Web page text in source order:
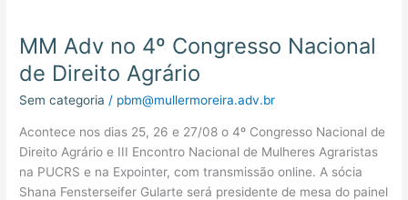
MM Adv no 4º Congresso Nacional
de Direito Agrário
Sem categoria / pbm@mullermoreira.adv.br
Acontece nos dias 25, 26 e 27/08 o 4º Congresso Nacional de
Direito Agrário e III Encontro Nacional de Mulheres Agraristas
na PUCRS e na Expointer, com transmissão online. A sócia
Shana Fensterseifer Gularte será presidente de mesa do painel
no
4º
Congresso
Nacional